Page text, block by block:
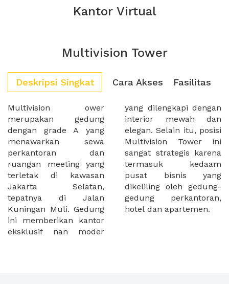
Kantor Virtual
Multivision Tower
Deskripsi Singkat Cara Akses Fasilitas
Multivision ower
merupakan gedung
dengan grade A yang
menawarkan sewa
perkantoran dan
ruangan meeting yang
terletak di kawasan
Jakarta Selatan,
tepatnya di Jalan
Kuningan Muli. Gedung
ini memberikan kantor
eksklusif nan moder
yang dilengkapi dengan
interior mewah dan
elegan. Selain itu, posisi
Multivision Tower ini
sangat strategis karena
termasuk kedaam
pusat bisnis yang
dikeliling oleh gedung-
gedung perkantoran,
hotel dan apartemen.